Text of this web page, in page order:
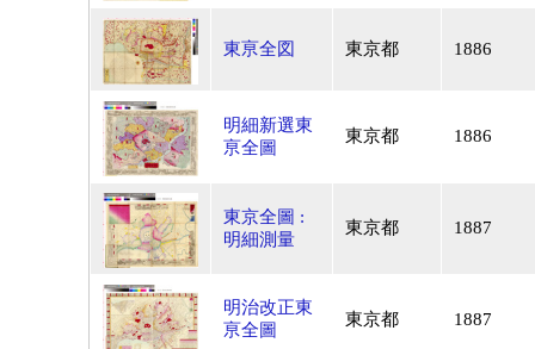
東亰全図 東京都 1886
明細新選東
亰全圖
東京都 1886
東京全圖 :
明細測量
東京都 1887
明治改正東
亰全圖
東京都 1887